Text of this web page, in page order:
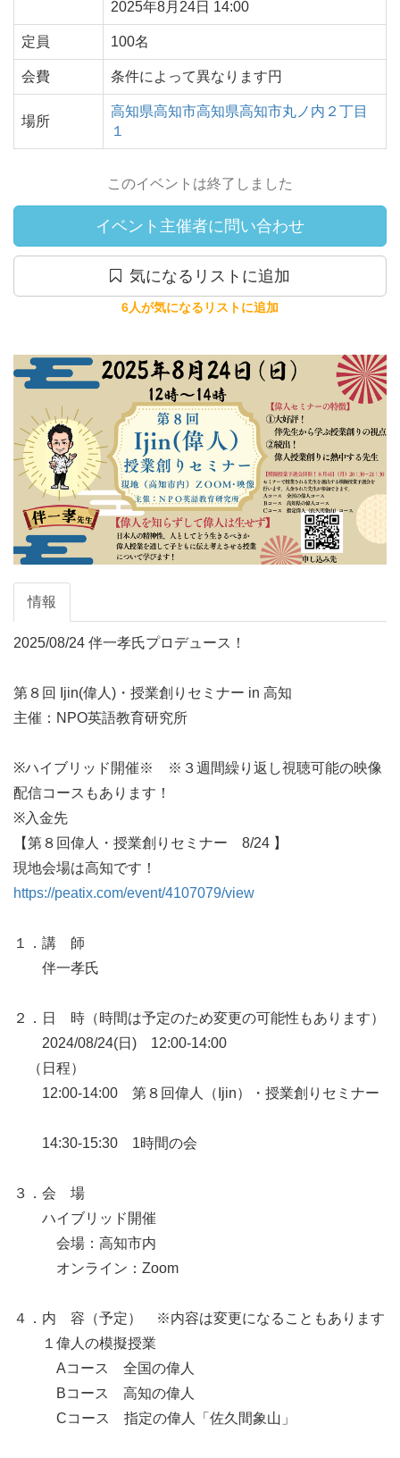
2025年8月24日 14:00
定員 100名
会費 条件によって異なります円
場所
高知県高知市高知県高知市丸ノ内２丁目
１
このイベントは終了しました
イベント主催者に問い合わせ
気になるリストに追加
6人が気になるリストに追加
情報
2025/08/24 伴一孝氏プロデュース！
第８回 Ijin(偉人)・授業創りセミナー in 高知
主催：NPO英語教育研究所
※ハイブリッド開催※　※３週間繰り返し視聴可能の映像
配信コースもあります！
※入金先
【第８回偉人・授業創りセミナー　8/24 】
https://peatix.com/event/4107079/view
１．講　師
伴一孝氏
２．日　時（時間は予定のため変更の可能性もあります）
2024/08/24(日)　12:00-14:00
（日程）
12:00-14:00　第８回偉人（Ijin）・授業創りセミナー
14:30-15:30　1時間の会
３．会　場
ハイブリッド開催
会場：高知市内
オンライン：Zoom
４．内　容（予定）　※内容は変更になることもあります
１偉人の模擬授業
Aコース　全国の偉人
Bコース　高知の偉人
Cコース　指定の偉人「佐久間象山」